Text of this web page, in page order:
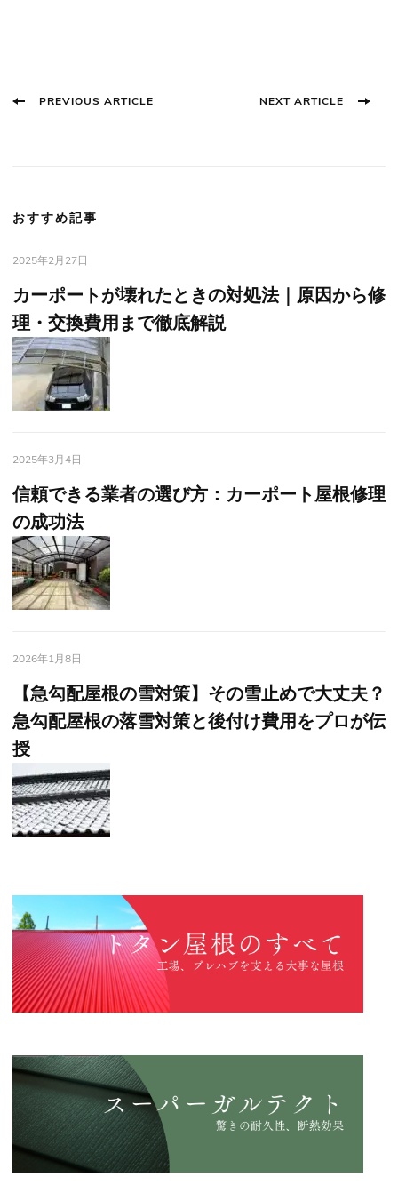
PostPREVIOUS ARTICLE NEXT ARTICLE
おすすめ記事
2025年2月27日
カーポートが壊れたときの対処法｜原因から修
理・交換費用まで徹底解説
2025年3月4日
信頼できる業者の選び方：カーポート屋根修理
の成功法
2026年1月8日
【急勾配屋根の雪対策】その雪止めで大丈夫？
急勾配屋根の落雪対策と後付け費用をプロが伝
授